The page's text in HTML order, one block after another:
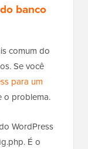
banco
comum do
Se você
para um
o problema.
WordPress
É o